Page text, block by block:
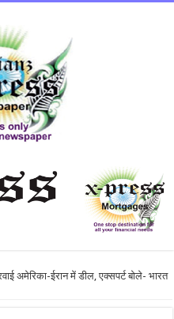
अमेरिका-ईरान में डील, एक्सपर्ट बोले- भारत